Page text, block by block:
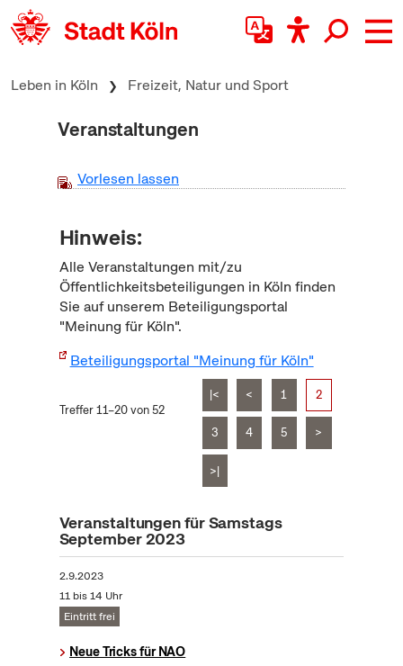
zum Inhalt springen
Leben in Köln Freizeit, Natur und Sport
Veranstaltungen
Vorlesen lassen
Hinweis:
Alle Veranstaltungen mit/zu
Öffentlichkeitsbeteiligungen in Köln finden
Sie auf unserem Beteiligungsportal
"Meinung für Köln".
Beteiligungsportal "Meinung für Köln"
Treffer 11–20 von 52
|< < 1 2
3 4 5 >
>|
Veranstaltungen für Samstags
September 2023
2.9.2023
11 bis 14 Uhr
Eintritt frei
Neue Tricks für NAO